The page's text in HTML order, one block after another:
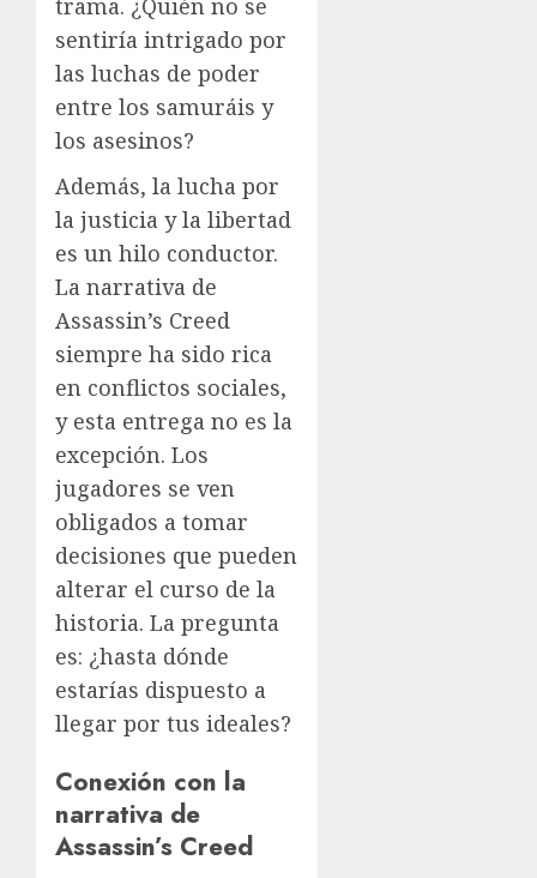
trama. ¿Quién no se
sentiría intrigado por
las luchas de poder
entre los samuráis y
los asesinos?
Además, la lucha por
la justicia y la libertad
es un hilo conductor.
La narrativa de
Assassin’s Creed
siempre ha sido rica
en conflictos sociales,
y esta entrega no es la
excepción. Los
jugadores se ven
obligados a tomar
decisiones que pueden
alterar el curso de la
historia. La pregunta
es: ¿hasta dónde
estarías dispuesto a
llegar por tus ideales?
Conexión con la
narrativa de
Assassin’s Creed